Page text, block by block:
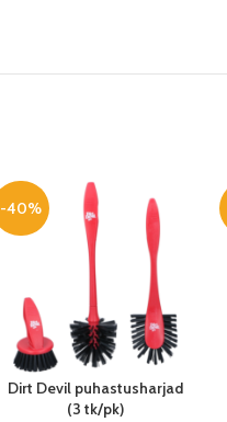
-40%
Dirt Devil puhastusharjad
(3 tk/pk)